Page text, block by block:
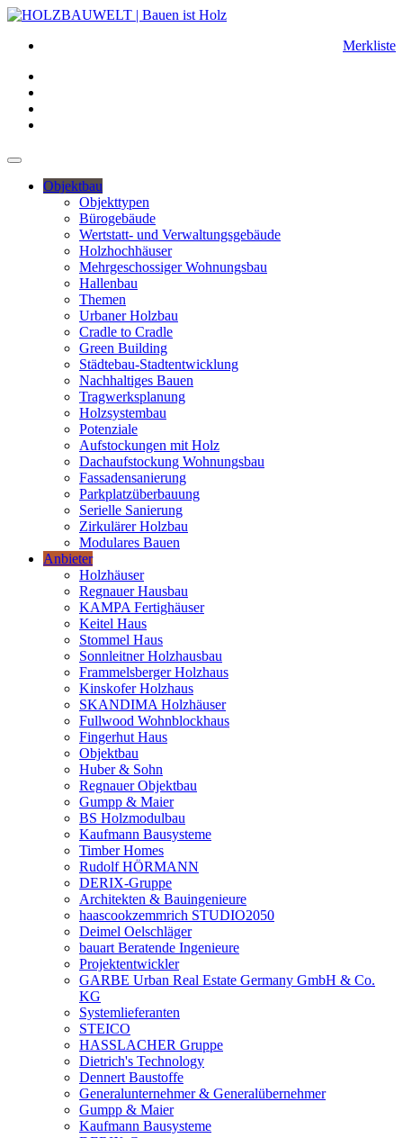
Merkliste
Objektbau
Objekttypen
Bürogebäude
Wertstatt- und Verwaltungsgebäude
Holzhochhäuser
Mehrgeschossiger Wohnungsbau
Hallenbau
Themen
Urbaner Holzbau
Cradle to Cradle
Green Building
Städtebau-Stadtentwicklung
Nachhaltiges Bauen
Tragwerksplanung
Holzsystembau
Potenziale
Aufstockungen mit Holz
Dachaufstockung Wohnungsbau
Fassadensanierung
Parkplatzüberbauung
Serielle Sanierung
Zirkulärer Holzbau
Modulares Bauen
Anbieter
Holzhäuser
Regnauer Hausbau
KAMPA Fertighäuser
Keitel Haus
Stommel Haus
Sonnleitner Holzhausbau
Frammelsberger Holzhaus
Kinskofer Holzhaus
SKANDIMA Holzhäuser
Fullwood Wohnblockhaus
Fingerhut Haus
Objektbau
Huber & Sohn
Regnauer Objektbau
Gumpp & Maier
BS Holzmodulbau
Kaufmann Bausysteme
Timber Homes
Rudolf HÖRMANN
DERIX-Gruppe
Architekten & Bauingenieure
haascookzemmrich STUDIO2050
Deimel Oelschläger
bauart Beratende Ingenieure
Projektentwickler
GARBE Urban Real Estate Germany GmbH & Co.
KG
Systemlieferanten
STEICO
HASSLACHER Gruppe
Dietrich's Technology
Dennert Baustoffe
Generalunternehmer & Generalübernehmer
Gumpp & Maier
Kaufmann Bausysteme